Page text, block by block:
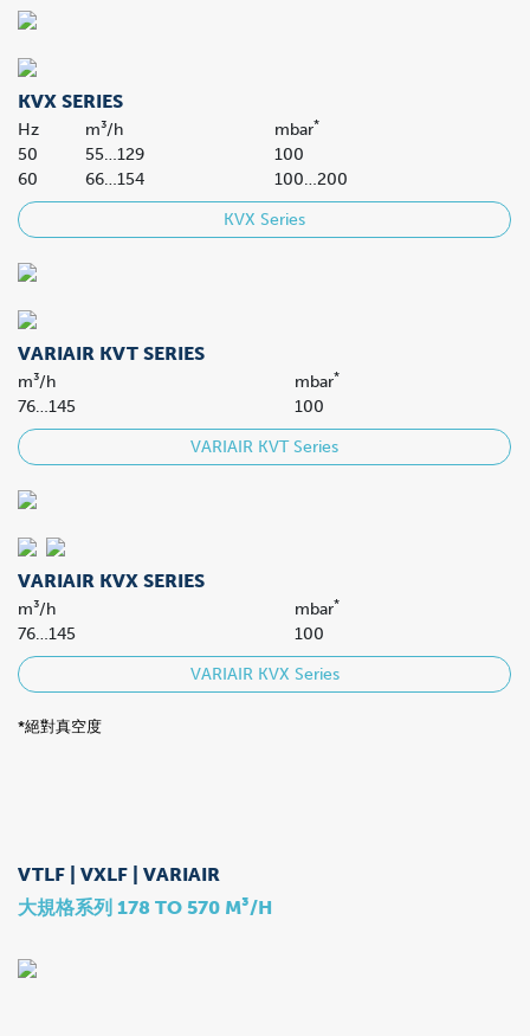
KVX SERIES
Hz m³/h mbar*
50 55…129
100
60
66…154 100…200
KVX Series
VARIAIR KVT SERIES
m³/h mbar*
76…145 100
VARIAIR KVT Series
VARIAIR KVX SERIES
m³/h mbar*
76…145 100
VARIAIR KVX Series
*絕對真空度
VTLF | VXLF | VARIAIR
大規格系列 178 TO 570 M³/H